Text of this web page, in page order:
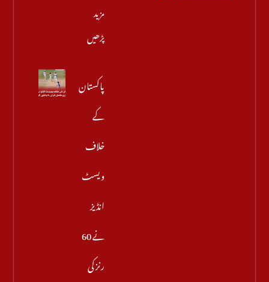
مزید
پڑھیں
پاکستان
کے
خلاف
ویسٹ
انڈیز
نے 60
رنز کی